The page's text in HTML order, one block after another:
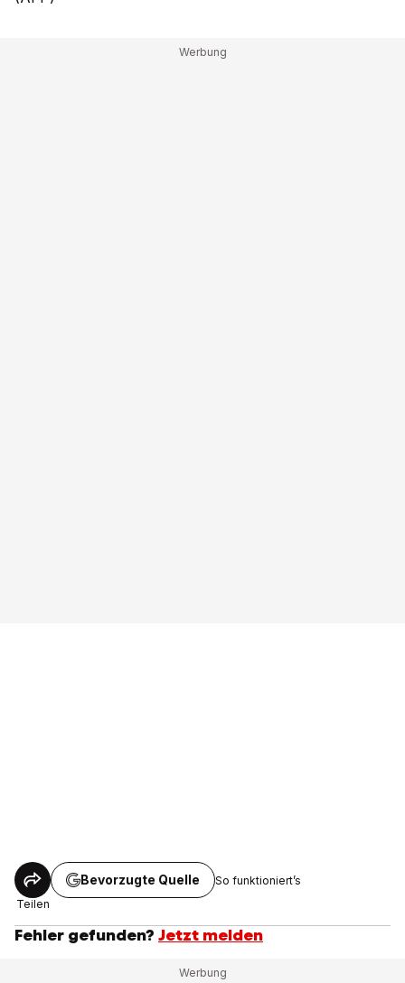
Teilen
Bevorzugte Quelle So funktioniert’s
Fehler gefunden? Jetzt melden